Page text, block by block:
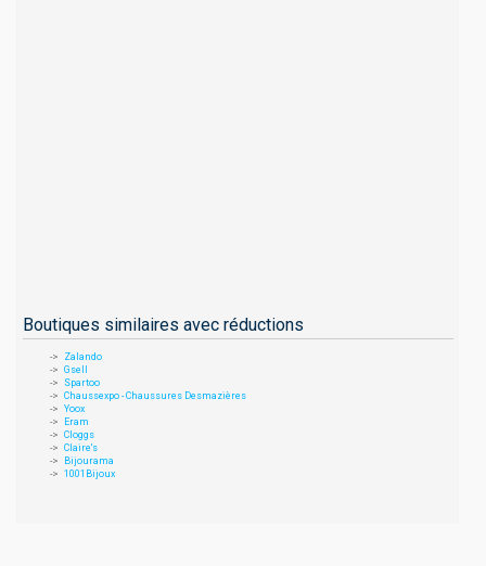
Boutiques similaires avec réductions
Zalando
Gsell
Spartoo
Chaussexpo - Chaussures Desmazières
Yoox
Eram
Cloggs
Claire's
Bijourama
1001Bijoux